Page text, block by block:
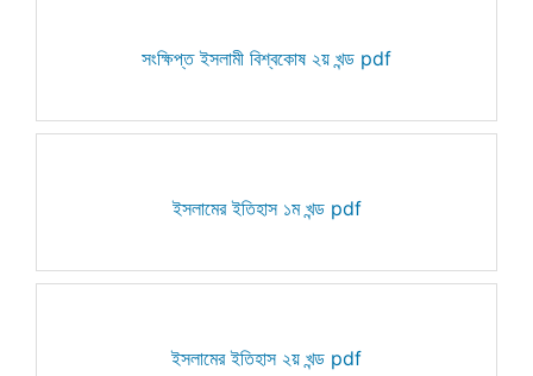
সংক্ষিপ্ত ইসলামী বিশ্বকোষ ২য় খন্ড pdf
ইসলামের ইতিহাস ১ম খন্ড pdf
ইসলামের ইতিহাস ২য় খন্ড pdf